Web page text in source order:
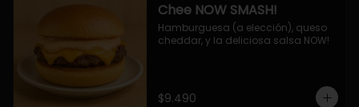
Chee NOW SMASH!
Hamburguesa (a elección), queso
cheddar, y la deliciosa salsa NOW!
$9.490